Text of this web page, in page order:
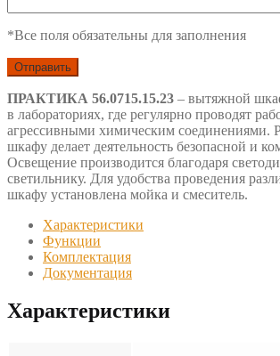
*Все поля обязательны для заполнения
ПРАКТИКА 56.0715.15.23 – вытяжной
в лабораториях, где регулярно проводят
агрессивными химическим соединениями.
шкафу делает деятельность безопасной и
Освещение производится благодаря
светильнику. Для удобства проведения
шкафу установлена мойка и смеситель.
Характеристики
Функции
Комплектация
Документация
Характеристики